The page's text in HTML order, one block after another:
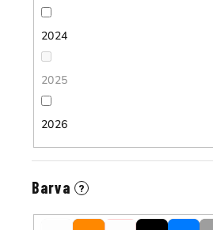
2024
2025
2026
Barva ?